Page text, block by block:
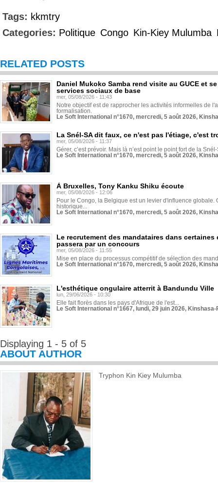
Tags: kkmtry
Categories: Politique Congo Kin-Kiey Mulumba
RELATED POSTS
Daniel Mukoko Samba rend visite au GUCE et
services sociaux de base
mer, 05/08/2026 - 11:43
Notre objectif est de rapprocher les activités informelles de
formalisation.
Le Soft International n°1670, mercredi, 5 août 2026,
La Snél-SA dit faux, ce n'est pas l'étiage, c'est
mer, 05/08/2026 - 11:37
Gérer, c’est prévoir. Mais là n’est point le point fort de la
Le Soft International n°1670, mercredi, 5 août 2026,
À Bruxelles, Tony Kanku Shiku écoute
mer, 05/08/2026 - 12:06
Pour le Congo, la Belgique est un levier d'influence globale.
historique...
Le Soft International n°1670, mercredi, 5 août 2026,
Le recrutement des mandataires dans
passera par un concours
mer, 05/08/2026 - 11:55
Mise en place du processus compétitif de sélection des
Le Soft International n°1670, mercredi, 5 août 2026,
L'esthétique ongulaire atterrit à Bandundu Ville
lun, 29/06/2026 - 10:30
Elle fait florès dans les pays d'Afrique de l'est...
Le Soft International n°1667, lundi, 29 juin 2026,
Displaying 1 - 5 of 5
ABOUT AUTHOR
Tryphon Kin Kiey Mulumba